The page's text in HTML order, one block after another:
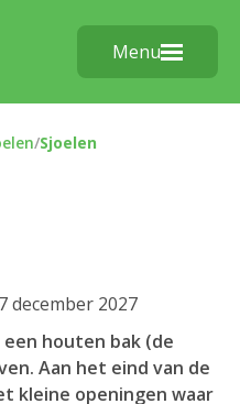
Menu
/Sjoelen
december 2027
houten bak (de
Aan het eind van de
kleine openingen waar